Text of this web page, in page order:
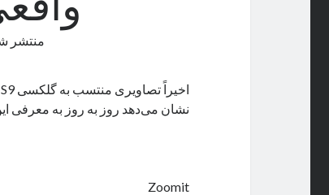
منتشر
نشان می‌دهد روز به روز به معرفی
Zoomit